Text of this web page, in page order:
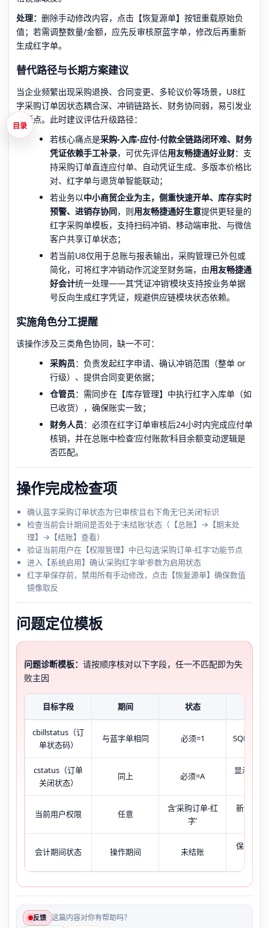
处理： 删除手动修改内容，点击【恢复源单】按钮重载原始负
值；若需调整数量/金额，应先反审核原蓝字单，修改后再重新
生成红字单。
替代路径与长期方案建议
当企业频繁出现采购退换、合同变更、多轮议价等场景，U8红
字采购订单因状态耦合深、冲销链路长、财务协同弱，易引发业
财断点。此时建议评估升级路径：
若核心痛点是采购-入库-应付-付款全链路闭环难、财务
凭证依赖手工补录，可优先评估用友畅捷通好业财：支
持采购订单直连应付单、自动凭证生成、多版本价格比
对、红字单与退货单智能联动；
若业务以中小商贸企业为主，侧重快速开单、库存实时
预警、进销存协同，则用友畅捷通好生意提供更轻量的
红字采购单模板，支持扫码冲销、移动端审批、与微信
客户共享订单状态；
若当前U8仅用于总账与报表输出，采购管理已外包或
简化，可将红字冲销动作沉淀至财务端，由用友畅捷通
好会计统一处理——其‘凭证冲销’模块支持按业务单据
号反向生成红字凭证，规避供应链模块状态依赖。
实施角色分工提醒
该操作涉及三类角色协同，缺一不可：
采购员：负责发起红字申请、确认冲销范围（整单 or
行级）、提供合同变更依据；
仓管员：需同步在【库存管理】中执行红字入库单（如
已收货），确保账实一致；
财务人员：必须在红字订单审核后24小时内完成应付单
核销，并在总账中检查‘应付账款’科目余额变动逻辑是
否匹配。
操作完成检查项
确认蓝字采购订单状态为‘已审核’且右下角无‘已关闭’标识
检查当前会计期间是否处于‘未结账’状态（【总账】→【期末处
理】→【结账】查看）
验证当前用户在【权限管理】中已勾选‘采购订单-红字’功能节点
进入【系统启用】确认‘采购红字单’参数为启用状态
红字单保存前，禁用所有手动修改，点击【恢复源单】确保数值
镜像取反
问题定位模板
问题诊断模板： 请按顺序核对以下字段，任一不匹配即为失
败主因
目标字段 期间 状态
cbillstatus（订
单状态码）
与蓝字单相同 必须=1 SQL查出
cstatus（订单
关闭状态）
同上 必须=A
显示为C
当前用户权限 任意
含‘采购订单-红
字’
新增界面
字’复
会计期间状态 操作期间 未结账
保存时报
反馈 这篇内容对你有帮助吗？
目录